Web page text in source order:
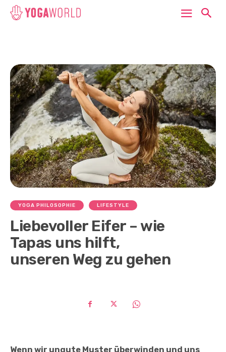
YOGA PHILOSOPHIE LIFESTYLE
Liebevoller Eifer – wie
Tapas uns hilft,
unseren Weg zu gehen
Wenn wir ungute Muster überwinden und uns